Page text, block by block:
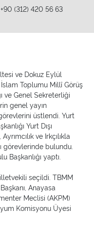
(312) 420 56 63
ve Dokuz Eylül
Toplumu Millî Görüş
ve Genel Sekreterliği
genel yayın
üstlendi. Yurt
Yurt Dışı
ve Irkçılıkla
görevlerinde bulundu.
Başkanlığı yaptı.
seçildi. TBMM
Anayasa
Meclisi (AKPM)
Komisyonu Üyesi